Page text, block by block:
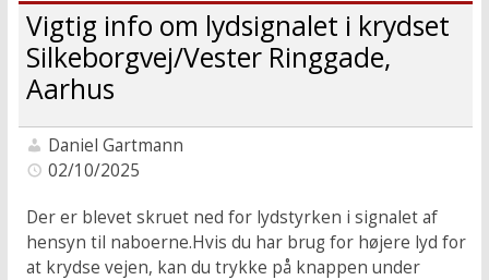
Vigtig info om lydsignalet i krydset
Silkeborgvej/Vester Ringgade,
Aarhus
Daniel Gartmann
02/10/2025
Der er blevet skruet ned for lydstyrken i signalet af
hensyn til naboerne.Hvis du har brug for højere lyd for
at krydse vejen, kan du trykke på knappen under